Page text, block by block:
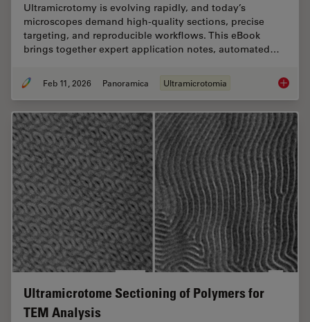
Ultramicrotomy is evolving rapidly, and today’s
microscopes demand high‑quality sections, precise
targeting, and reproducible workflows. This eBook
brings together expert application notes, automated…
Feb 11, 2026 Panoramica Ultramicrotomia
Ultramicrotome Sectioning of Polymers for
TEM Analysis